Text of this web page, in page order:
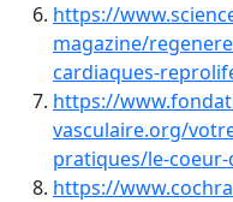
https://
magazine/
cardiaques-
https://
vasculaire.org/
pratiques/le-
https://